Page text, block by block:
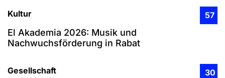
Kultur 57
El Akademia 2026: Musik und
Nachwuchsförderung in Rabat
Gesellschaft 30